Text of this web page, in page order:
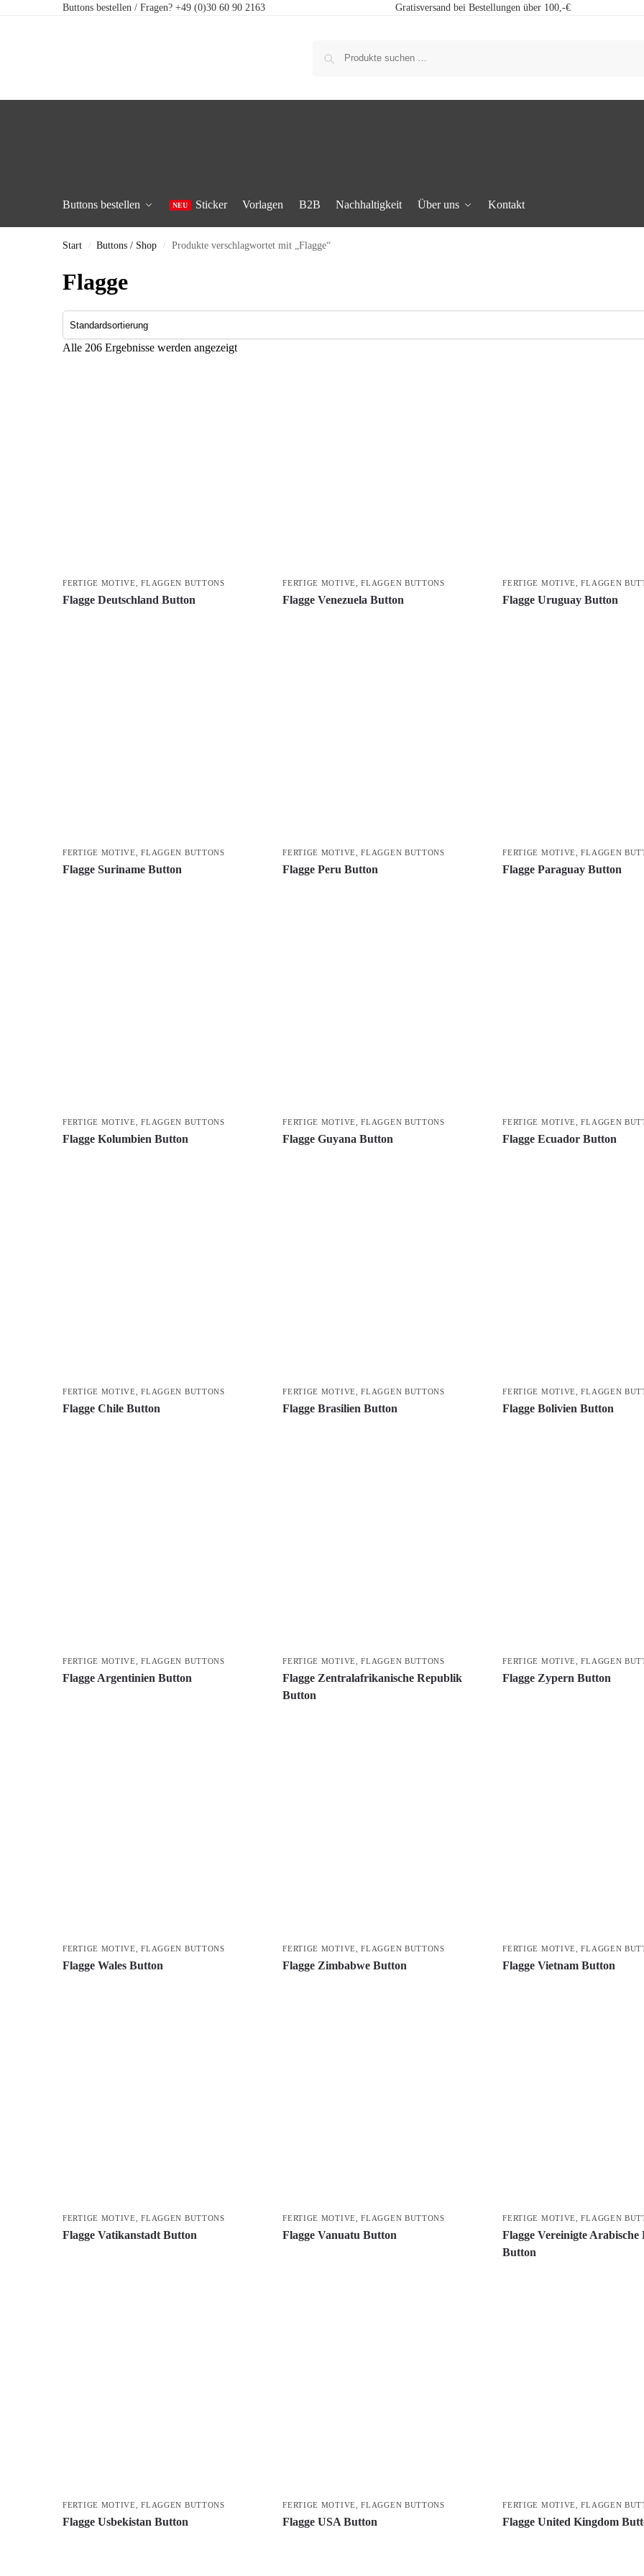
Buttons bestellen / Fragen? +49 (0)30 60 90 2163 Gratisversand bei Bestellungen über 100,-€
Buttons bestellen Sticker Vorlagen B2B Nachhaltigkeit Über uns Kontakt
Start / Buttons / Shop / Produkte verschlagwortet mit „Flagge“
Flagge
Alle 206 Ergebnisse werden angezeigt
FERTIGE MOTIVE ,FLAGGEN BUTTONS
Flagge Deutschland Button
FERTIGE MOTIVE ,FLAGGEN BUTTONS
Flagge Venezuela Button
FERTIGE MOTIVE ,FLAGGEN
Flagge Uruguay Button
FERTIGE MOTIVE ,FLAGGEN BUTTONS
Flagge Suriname Button
FERTIGE MOTIVE ,FLAGGEN BUTTONS
Flagge Peru Button
FERTIGE MOTIVE ,FLAGGEN
Flagge Paraguay Button
FERTIGE MOTIVE ,FLAGGEN BUTTONS
Flagge Kolumbien Button
FERTIGE MOTIVE ,FLAGGEN BUTTONS
Flagge Guyana Button
FERTIGE MOTIVE ,FLAGGEN
Flagge Ecuador Button
FERTIGE MOTIVE ,FLAGGEN BUTTONS
Flagge Chile Button
FERTIGE MOTIVE ,FLAGGEN BUTTONS
Flagge Brasilien Button
FERTIGE MOTIVE ,FLAGGEN
Flagge Bolivien Button
FERTIGE MOTIVE ,FLAGGEN BUTTONS
Flagge Argentinien Button
FERTIGE MOTIVE ,FLAGGEN BUTTONS
Flagge Zentralafrikanische Republik
Button
FERTIGE MOTIVE ,FLAGGEN
Flagge Zypern Button
FERTIGE MOTIVE ,FLAGGEN BUTTONS
Flagge Wales Button
FERTIGE MOTIVE ,FLAGGEN BUTTONS
Flagge Zimbabwe Button
FERTIGE MOTIVE ,FLAGGEN
Flagge Vietnam Button
FERTIGE MOTIVE ,FLAGGEN BUTTONS
Flagge Vatikanstadt Button
FERTIGE MOTIVE ,FLAGGEN BUTTONS
Flagge Vanuatu Button
FERTIGE MOTIVE ,FLAGGEN
Flagge Vereinigte Arabische
Button
FERTIGE MOTIVE ,FLAGGEN BUTTONS
Flagge Usbekistan Button
FERTIGE MOTIVE ,FLAGGEN BUTTONS
Flagge USA Button
FERTIGE MOTIVE ,FLAGGEN
Flagge United Kingdom